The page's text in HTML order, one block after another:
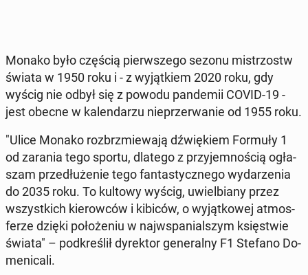
Monako było częścią pierw­sze­go sezonu mi­strzostw
świata w 1950 roku i - z wy­jąt­kiem 2020 roku, gdy
wyścig nie odbył się z powodu pan­de­mii COVID-19 -
jest obecne w ka­len­da­rzu nie­prze­rwa­nie od 1955 roku.
"Ulice Monako roz­brzmie­wa­ją dźwię­kiem Formuły 1
od zarania tego sportu, dlatego z przy­jem­no­ścią ogła­
szam prze­dłu­że­nie tego fan­ta­stycz­ne­go wy­da­rze­nia
do 2035 roku. To kultowy wyścig, uwiel­bia­ny przez
wszyst­kich kie­row­ców i kibiców, o wy­jąt­ko­wej at­mos­
fe­rze dzięki po­ło­że­niu w naj­wspa­nial­szym księ­stwie
świata" – pod­kre­ślił dy­rek­tor ge­ne­ral­ny F1 Stefano Do­
me­ni­ca­li.